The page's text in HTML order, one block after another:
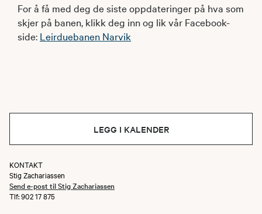
For å få med deg de siste oppdateringer på hva som
skjer på banen, klikk deg inn og lik vår Facebook-
side: Leirduebanen Narvik
LEGG I KALENDER
KONTAKT
Stig Zachariassen
Send e-post til Stig Zachariassen
Tlf: 902 17 875